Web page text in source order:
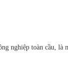
toàn cầu, là